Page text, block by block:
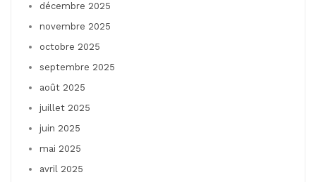
décembre 2025
novembre 2025
octobre 2025
septembre 2025
août 2025
juillet 2025
juin 2025
mai 2025
avril 2025